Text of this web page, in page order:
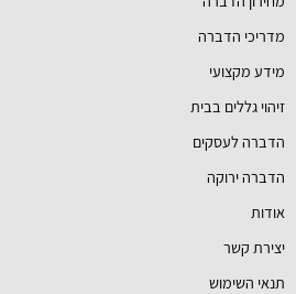
מדריכי הדברה
מידע מקצועי
זיהוי גללים בבית
הדברה לעסקים
הדברה ירוקה
אודות
יצירת קשר
תנאי השימוש